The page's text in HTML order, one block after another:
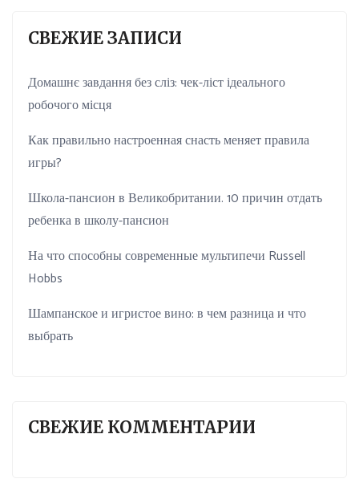
СВЕЖИЕ ЗАПИСИ
Домашнє завдання без сліз: чек-ліст ідеального
робочого місця
Как правильно настроенная снасть меняет правила
игры?
Школа-пансион в Великобритании. 10 причин отдать
ребенка в школу-пансион
На что способны современные мультипечи Russell
Hobbs
Шампанское и игристое вино: в чем разница и что
выбрать
СВЕЖИЕ КОММЕНТАРИИ